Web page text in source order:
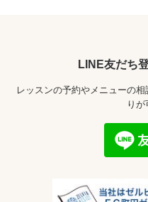
LINE友だち
レッスンの予約やメニューの
りが